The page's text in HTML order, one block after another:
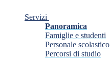
Servizi
Panoramica
Famiglie e studenti
Personale scolastico
Percorsi di studio